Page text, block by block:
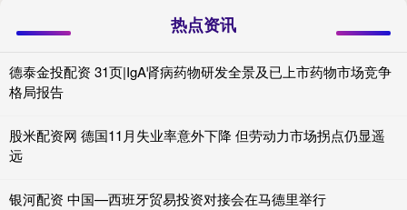
热点资讯
德泰金投配资 31页|IgA肾病药物研发全景及已上市药物市场竞争
格局报告
股米配资网 德国11月失业率意外下降 但劳动力市场拐点仍显遥
远
银河配资 中国—西班牙贸易投资对接会在马德里举行